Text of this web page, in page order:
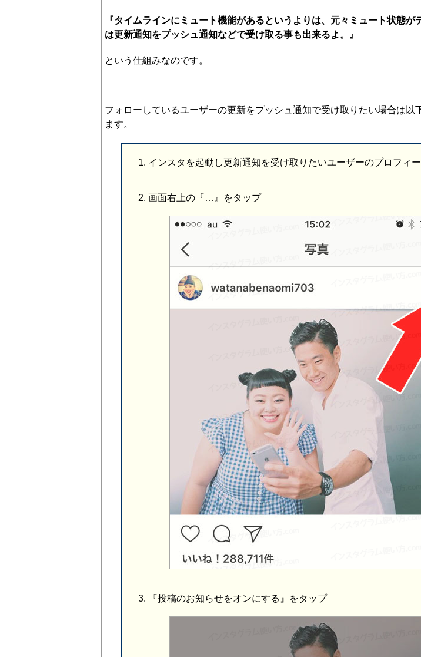
『タイムラインにミュート機能があるというよりは、元々ミュート状態が
は更新通知をプッシュ通知などで受け取る事も出来るよ。』
という仕組みなのです。
フォローしているユーザーの更新をプッシュ通知で受け取りたい場合は以
ます。
インスタを起動し更新通知を受け取りたいユーザーのプロフィー
画面右上の『…』をタップ
『投稿のお知らせをオンにする』をタップ